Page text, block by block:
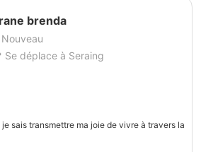
brenda
Nouveau
Se déplace à Seraing
sais transmettre ma joie de vivre à travers la